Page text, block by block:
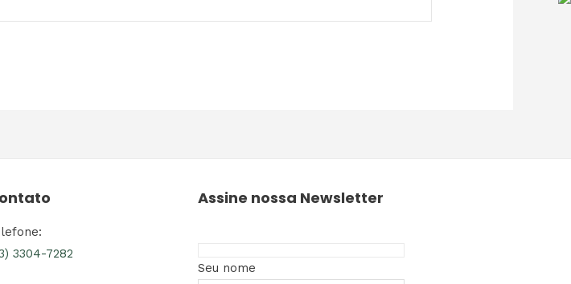
3304-7282
Assine nossa Newsletter
Seu nome